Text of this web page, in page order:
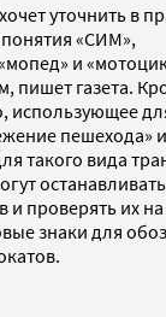
уточнить в
«СИМ»,
и
пишет газета.
использующее
пешехода»
такого вида
проверять их
знаки для